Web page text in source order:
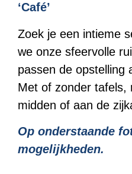
‘Café’
Zoek je een intieme
we onze sfeervolle
passen de opstelling
Met of zonder tafels,
midden of aan de
Op onderstaande
mogelijkheden.